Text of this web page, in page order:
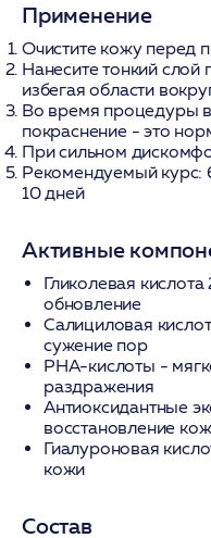
Применение
Очистите кожу перед
Нанесите тонкий слой
избегая области
Во время процедуры
покраснение - это
При сильном
Рекомендуемый курс:
10 дней
Активные
Гликолевая кислота
обновление
Салициловая
сужение пор
PHA-кислоты -
раздражения
Антиоксидантные
восстановление
Гиалуроновая
кожи
Состав